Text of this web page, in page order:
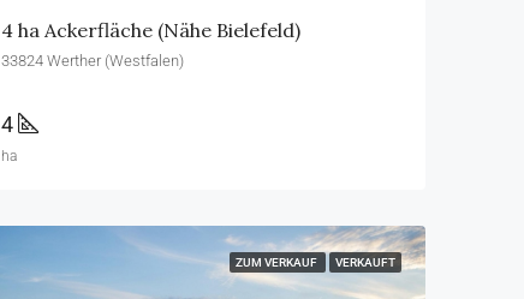
4 ha Ackerfläche (Nähe Bielefeld)
33824 Werther (Westfalen)
4
ha
ZUM VERKAUF VERKAUFT